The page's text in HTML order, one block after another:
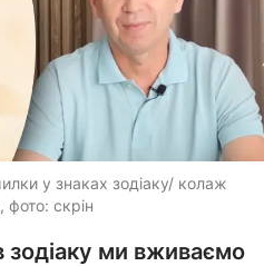
у знаках зодіаку/ колаж
фото: скрін
зодіаку ми вживаємо